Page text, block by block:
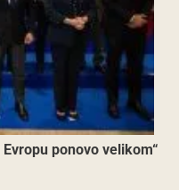
ponovo velikom“